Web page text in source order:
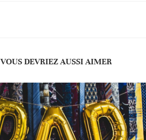
VOUS DEVRIEZ AUSSI AIMER